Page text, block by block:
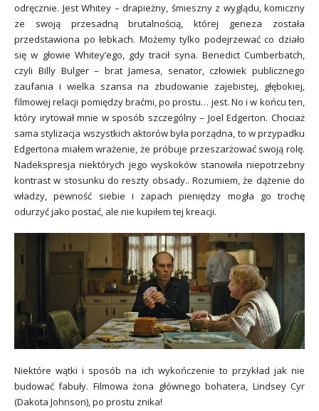
odręcznie. Jest Whitey – drapieżny, śmieszny z wyglądu, komiczny
ze swoją przesadną brutalnością, której geneza została
przedstawiona po łebkach. Możemy tylko podejrzewać co działo
się w głowie Whitey’ego, gdy tracił syna. Benedict Cumberbatch,
czyli Billy Bulger – brat Jamesa, senator, człowiek publicznego
zaufania i wielka szansa na zbudowanie zajebistej, głębokiej,
filmowej relacji pomiędzy braćmi, po prostu… jest. No i w końcu ten,
który irytował mnie w sposób szczególny – Joel Edgerton. Chociaż
sama stylizacja wszystkich aktorów była porządna, to w przypadku
Edgertona miałem wrażenie, że próbuje przeszarżować swoją rolę.
Nadekspresja niektórych jego wyskoków stanowiła niepotrzebny
kontrast w stosunku do reszty obsady.. Rozumiem, że dążenie do
władzy, pewność siebie i zapach pieniędzy mogła go trochę
odurzyć jako postać, ale nie kupiłem tej kreacji.
Niektóre wątki i sposób na ich wykończenie to przykład jak nie
budować fabuły. Filmowa żona głównego bohatera, Lindsey Cyr
(Dakota Johnson), po prostu znika!